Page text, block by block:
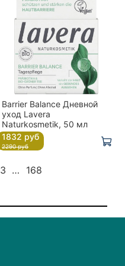
Barrier Balance Дневной
уход Lavera
Naturkosmetik, 50 мл
1832 руб
2290 руб
3 … 168